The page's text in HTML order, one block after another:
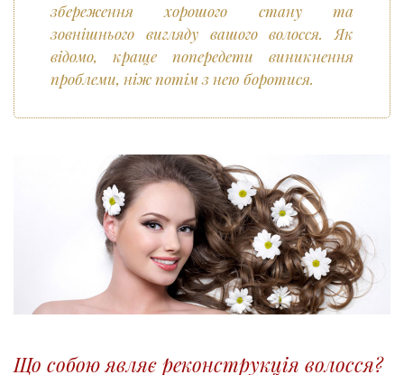
збереження хорошого стану та
зовнішнього вигляду вашого волосся. Як
відомо, краще попередети виникнення
проблеми, ніж потім з нею боротися.
Що собою являє реконструкція волосся?